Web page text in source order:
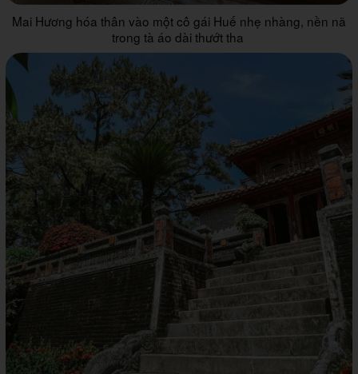
Mai Hương hóa thân vào một cô gái Huế nhẹ nhàng, nền nã
trong tà áo dài thướt tha